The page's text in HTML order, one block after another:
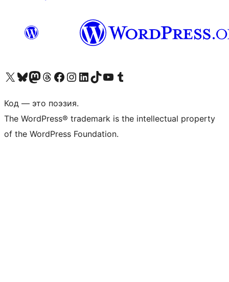
Посетите нас в X (ранее Twitter)
Посетите нашу учётную запись в Bluesky
Посетите нашу ленту в Mastodon
Посетите нашу учётную запись в Threads
Посетите нашу страницу на Facebook
Посетите наш Instagram
Посетите нашу страницу в LinkedIn
Посетите нашу учётную запись в TikTok
Посетите наш канал YouTube
Посетите нашу учётную запись в Tumblr
Код — это поэзия.
The WordPress® trademark is the intellectual property
of the WordPress Foundation.